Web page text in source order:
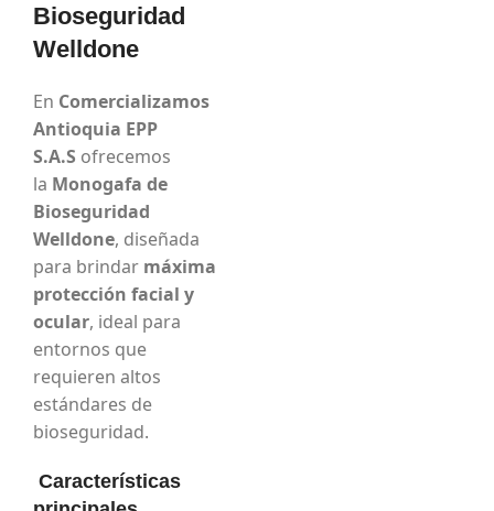
Bioseguridad
Welldone
En Comercializamos
Antioquia EPP
S.A.S ofrecemos
la Monogafa de
Bioseguridad
Welldone, diseñada
para brindar máxima
protección facial y
ocular, ideal para
entornos que
requieren altos
estándares de
bioseguridad.
Características